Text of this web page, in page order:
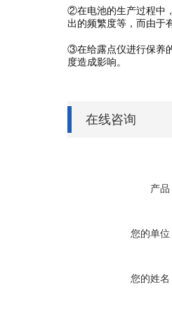
②在电池的生产过程中
出的频繁度等，而由于
③在给露点仪进行保养
度造成影响。
在线咨询
产品
您的单位
您的姓名